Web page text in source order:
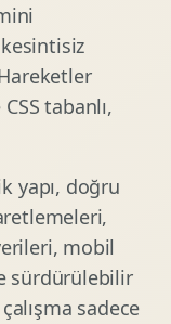
tabanlı,
yapı, doğru
mobil
sürdürülebilir
sadece